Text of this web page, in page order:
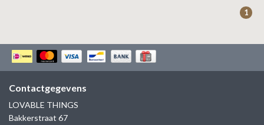
KAPTEN & SON
1
Contactgegevens
LOVABLE THINGS
Bakkerstraat 67